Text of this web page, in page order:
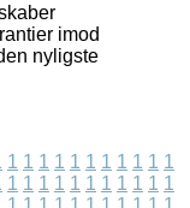
imod
nyligste
1 1 1 1 1 1 1 1 1 1 1
1 1 1 1 1 1 1 1 1 1 1